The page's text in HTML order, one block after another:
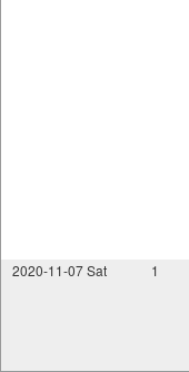
2020-11-07 Sat 1